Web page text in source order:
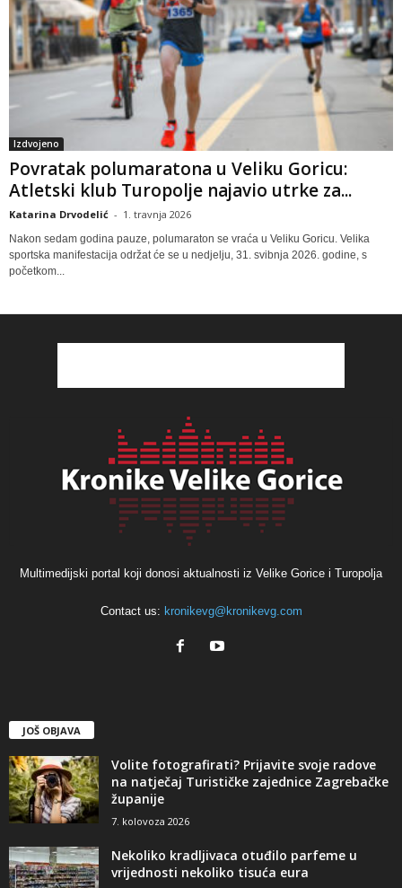
Izdvojeno
Povratak polumaratona u Veliku Goricu:
Atletski klub Turopolje najavio utrke za...
Katarina Drvodelić - 1. travnja 2026
Nakon sedam godina pauze, polumaraton se vraća u Veliku Goricu. Velika
sportska manifestacija održat će se u nedjelju, 31. svibnja 2026. godine, s
početkom...
Multimedijski portal koji donosi aktualnosti iz Velike Gorice i Turopolja
Contact us: kronikevg@kronikevg.com
JOŠ OBJAVA
Volite fotografirati? Prijavite svoje radove
na natječaj Turističke zajednice Zagrebačke
županije
7. kolovoza 2026
Nekoliko kradljivaca otuđilo parfeme u
vrijednosti nekoliko tisuća eura